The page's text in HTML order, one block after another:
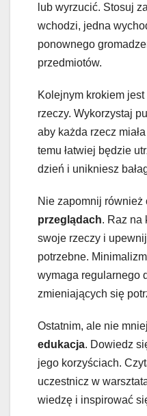
lub wyrzucić. Stosuj
wchodzi, jedna
ponownego
przedmiotów.
Kolejnym krokiem jest
rzeczy. Wykorzystaj
aby każda rzecz
temu łatwiej będzie
dzień i unikniesz
Nie zapomnij również
przeglądach. Raz na
swoje rzeczy i
potrzebne.
wymaga regularnego
zmieniających się
Ostatnim, ale nie
edukacja. Dowiedz
jego korzyściach.
uczestnicz w
wiedzę i inspirować